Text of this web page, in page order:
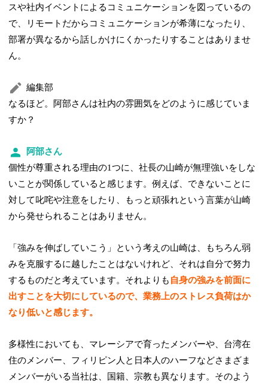
スや社内イベントによるコミュニケーションを図っているの
で、リモートだからコミュニケーションが希薄になったり、
部署が異なるから話しかけにくかったりすることはありませ
ん。
編集部
なるほど。阿部さんは社内の雰囲気をどのように感じていま
すか？
阿部さん
個性が尊重される理由の1つに、社長の山崎が無理強いをしな
いことが関係していると感じます。例えば、できないことに
対して叱咤や注意をしたり、もっと頑張れという言葉が山崎
から発せられることはありません。
「強みを伸ばしていこう」という考えの山崎は、もちろん弱
みを克服するに越したことはないけれど、それは自分で努力
するものだと考えています。それよりも 自身の強みを前面に
出すことを大切にしているので、業務上のストレス負荷はか
なり低いと感じます。
多様性においても、マレーシアで育ったメンバーや、台湾在
住のメンバー、フィリピン人と日本人のハーフなどさまざま
メンバーがいる当社は、国籍、宗教も異なります。そのよう